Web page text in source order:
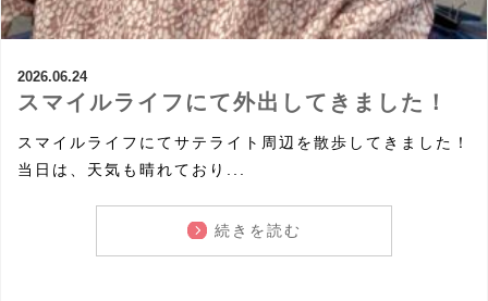
2026.06.24
スマイルライフにて外出してきました！
スマイルライフにてサテライト周辺を散歩してきました！
当日は、天気も晴れており...
続きを読む